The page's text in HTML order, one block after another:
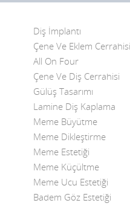
Diş İmplantı
Çene Ve Eklem Cerrahisi
All On Four
Çene Ve Diş Cerrahisi
Gülüş Tasarımı
Lamine Diş Kaplama
Meme Büyütme
Meme Dikleştirme
Meme Estetiği
Meme Küçültme
Meme Ucu Estetiği
Badem Göz Estetiği